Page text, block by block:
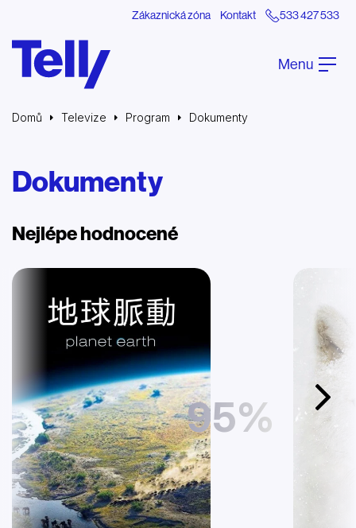
Zákaznická zóna Kontakt 533 427 533
Menu
Domů Televize Program Dokumenty
Dokumenty
Nejlépe hodnocené
Další
95%